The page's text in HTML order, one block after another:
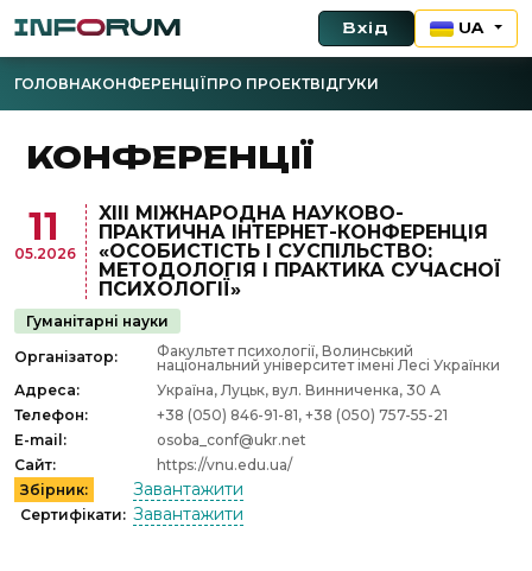
Вхід UA
ГОЛОВНАКОНФЕРЕНЦІЇПРО ПРОЕКТВІДГУКИ
КОНФЕРЕНЦІЇ
11
05.2026
XІІI МІЖНАРОДНА НАУКОВО-
ПРАКТИЧНА ІНТЕРНЕТ-КОНФЕРЕНЦІЯ
«ОСОБИСТІСТЬ І СУСПІЛЬСТВО:
МЕТОДОЛОГІЯ І ПРАКТИКА СУЧАСНОЇ
ПСИХОЛОГІЇ»
Гуманітарні науки
Організатор:
Факультет психології, Волинський
національний університет імені Лесі Українки
Адреса:
Україна, Луцьк, вул. Винниченка, 30 А
Телефон:
+38 (050) 846-91-81, +38 (050) 757-55-21
E-mail:
osoba_conf@ukr.net
Сайт:
https://vnu.edu.ua/
Збірник:
Завантажити
Сертифікати: Завантажити